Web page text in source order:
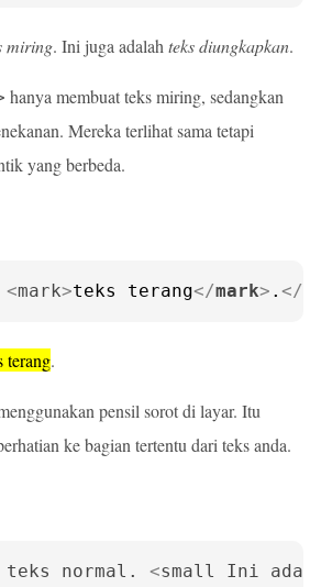
miring. Ini juga adalah teks diungkapkan.
hanya membuat teks miring, sedangkan
Mereka terlihat sama tetapi
yang berbeda.
<mark>teks terang</mark> . </
terang.
pensil sorot di layar. Itu
ke bagian tertentu dari teks anda.
teks normal. <small Ini